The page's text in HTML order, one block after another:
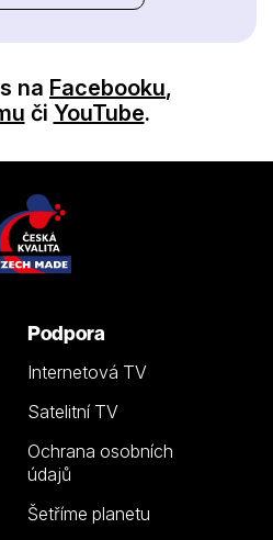
na Facebooku,
či YouTube.
Podpora
Internetová TV
Satelitní TV
Ochrana osobních
údajů
Šetříme planetu